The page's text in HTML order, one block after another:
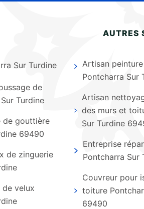
AUTRES
Sur Turdine
de
Turdine
de gouttière
69490
de zinguerie
de velux
Artisan
Pontcharra Sur
Artisan
des murs et
Sur Turdine
Entreprise
Pontcharra Sur
Couvreur pour
toiture
69490